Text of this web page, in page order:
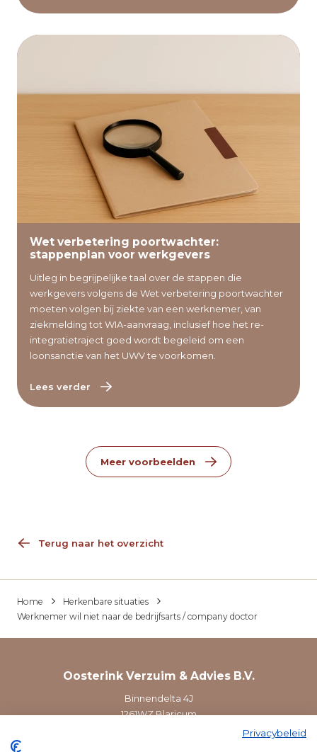
Lees verder
Wet verbetering poortwachter:
stappenplan voor werkgevers
Uitleg in begrijpelijke taal over de stappen die
werkgevers volgens de Wet verbetering poortwachter
moeten volgen bij ziekte van een werknemer, van
ziekmelding tot WIA-aanvraag, inclusief hoe het re-
integratietraject goed wordt begeleid om een
loonsanctie van het UWV te voorkomen.
Lees verder
Meer voorbeelden
Terug naar het overzicht
Home
Herkenbare situaties
Werknemer wil niet naar de bedrijfsarts / company doctor
Oosterink Verzuim & Advies B.V.
Binnendelta 4J
1261WZ Blaricum
Privacybeleid